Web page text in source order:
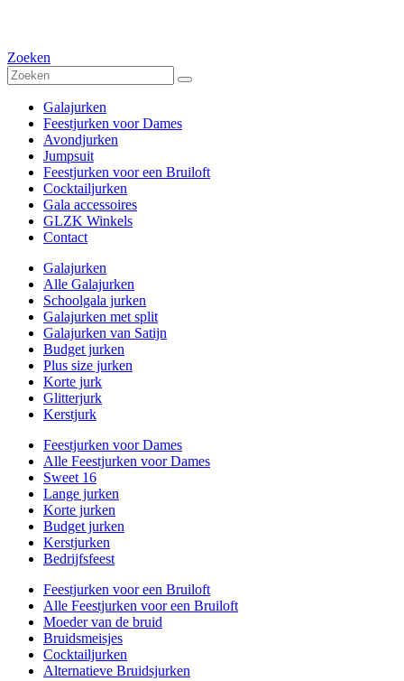
Zoeken
Galajurken
Feestjurken voor Dames
Avondjurken
Jumpsuit
Feestjurken voor een Bruiloft
Cocktailjurken
Gala accessoires
GLZK Winkels
Contact
Galajurken
Alle Galajurken
Schoolgala jurken
Galajurken met split
Galajurken van Satijn
Budget jurken
Plus size jurken
Korte jurk
Glitterjurk
Kerstjurk
Feestjurken voor Dames
Alle Feestjurken voor Dames
Sweet 16
Lange jurken
Korte jurken
Budget jurken
Kerstjurken
Bedrijfsfeest
Feestjurken voor een Bruiloft
Alle Feestjurken voor een Bruiloft
Moeder van de bruid
Bruidsmeisjes
Cocktailjurken
Alternatieve Bruidsjurken